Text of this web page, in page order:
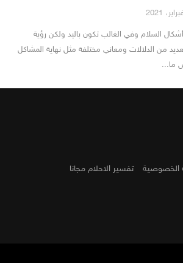
السلام وفي الغالب تكون باليد ولكن رؤية
من الدلالات ومعاني مختلفة مثل نهاية المشاكل
ما...
الخصوصية تفسير الاحلام مجانا